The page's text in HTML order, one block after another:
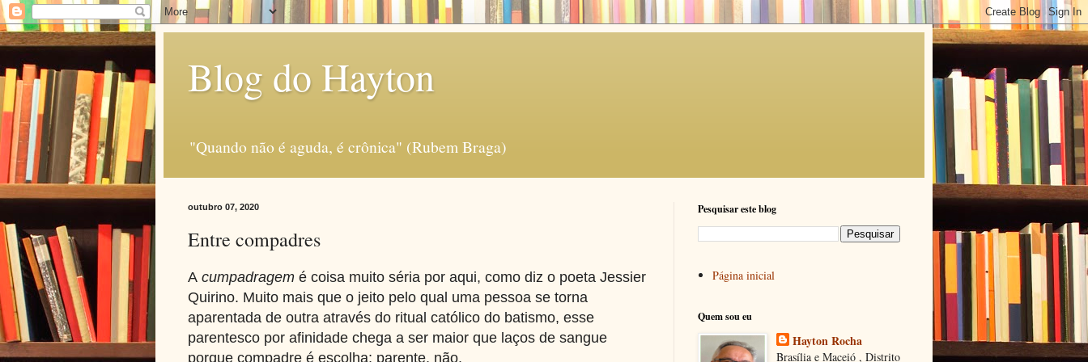
Blog do Hayton
"Quando não é aguda, é crônica" (Rubem Braga)
outubro 07, 2020
Entre compadres
A cumpadragem é coisa muito séria por aqui, como diz o poeta Jessier
Quirino. Muito mais que o jeito pelo qual uma pessoa se torna
aparentada de outra através do ritual católico do batismo, esse
parentesco por afinidade chega a ser maior que laços de sangue
porque compadre é escolha; parente, não.
Pesquisar este blog
Página inicial
Quem sou eu
Hayton Rocha
Brasília e Maceió , Distrito